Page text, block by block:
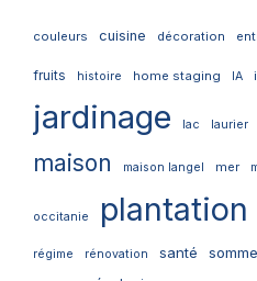
couleurs cuisine décoration
fruits histoire home staging IA
jardinage lac laurier
maison maison langel mer
occitanie plantation
régime rénovation santé